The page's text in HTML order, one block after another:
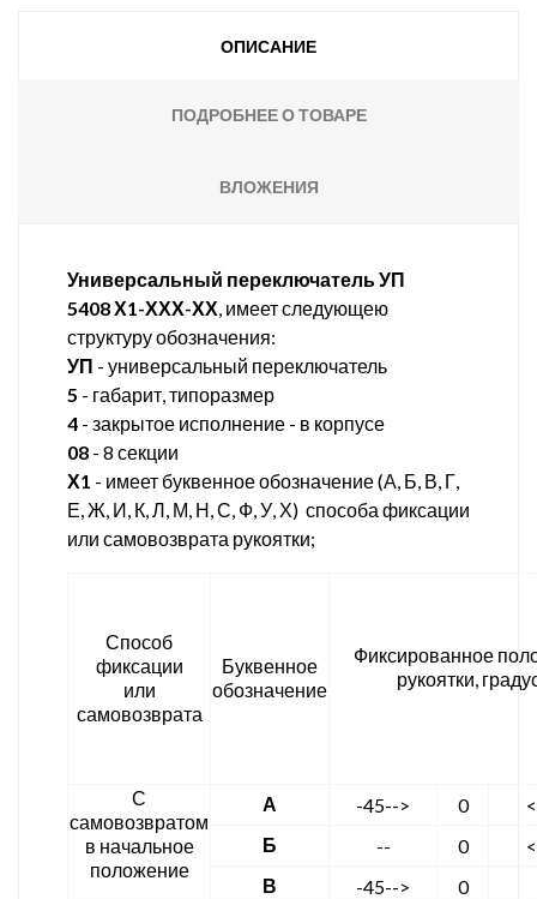
ОПИСАНИЕ
ПОДРОБНЕЕ О ТОВАРЕ
ВЛОЖЕНИЯ
Универсальный переключатель УП
5408 Х1-ХХХ-ХХ , имеет следующею
структуру обозначения:
УП - универсальный переключатель
5 - габарит, типоразмер
4 - закрытое исполнение - в корпусе
08 - 8 секции
Х1 - имеет буквенное обозначение (А, Б, В, Г,
Е, Ж, И, К, Л, М, Н, С, Ф, У, Х) способа фиксации
или самовозврата рукоятки;
Способ
фиксации
или
самовозврата
Буквенное
обозначение
Фиксированное
рукоятки,
С
самовозвратом
в начальное
положение
А -45--> 0
Б
-- 0
В
-45-->
0